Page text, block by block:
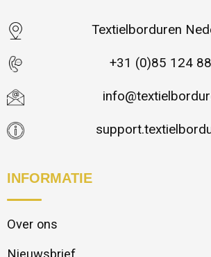
Textielborduren
+31 (0)85 124
INFORMATIE
Over ons
Nieuwsbrief